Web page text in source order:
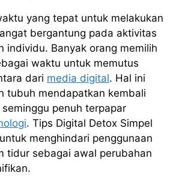
yang tepat untuk melakukan
bergantung pada aktivitas
individu. Banyak orang memilih
waktu untuk memutus
dari media digital. Hal ini
tubuh mendapatkan kembali
penuh terpapar
. Tips Digital Detox Simpel
menghindari penggunaan
tidur sebagai awal perubahan